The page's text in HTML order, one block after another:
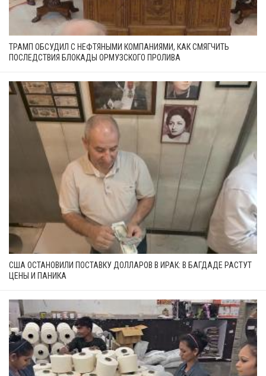
ТРАМП ОБСУДИЛ С НЕФТЯНЫМИ КОМПАНИЯМИ, КАК СМЯГЧИТЬ
ПОСЛЕДСТВИЯ БЛОКАДЫ ОРМУЗСКОГО ПРОЛИВА
США ОСТАНОВИЛИ ПОСТАВКУ ДОЛЛАРОВ В ИРАК: В БАГДАДЕ РАСТУТ
ЦЕНЫ И ПАНИКА